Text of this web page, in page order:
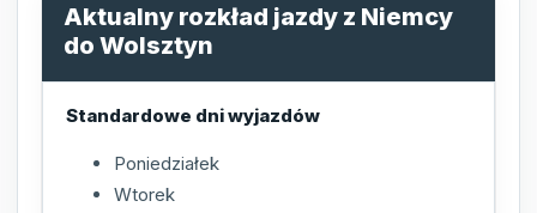
Aktualny rozkład jazdy z Niemcy
do Wolsztyn
Standardowe dni wyjazdów
Poniedziałek
Wtorek